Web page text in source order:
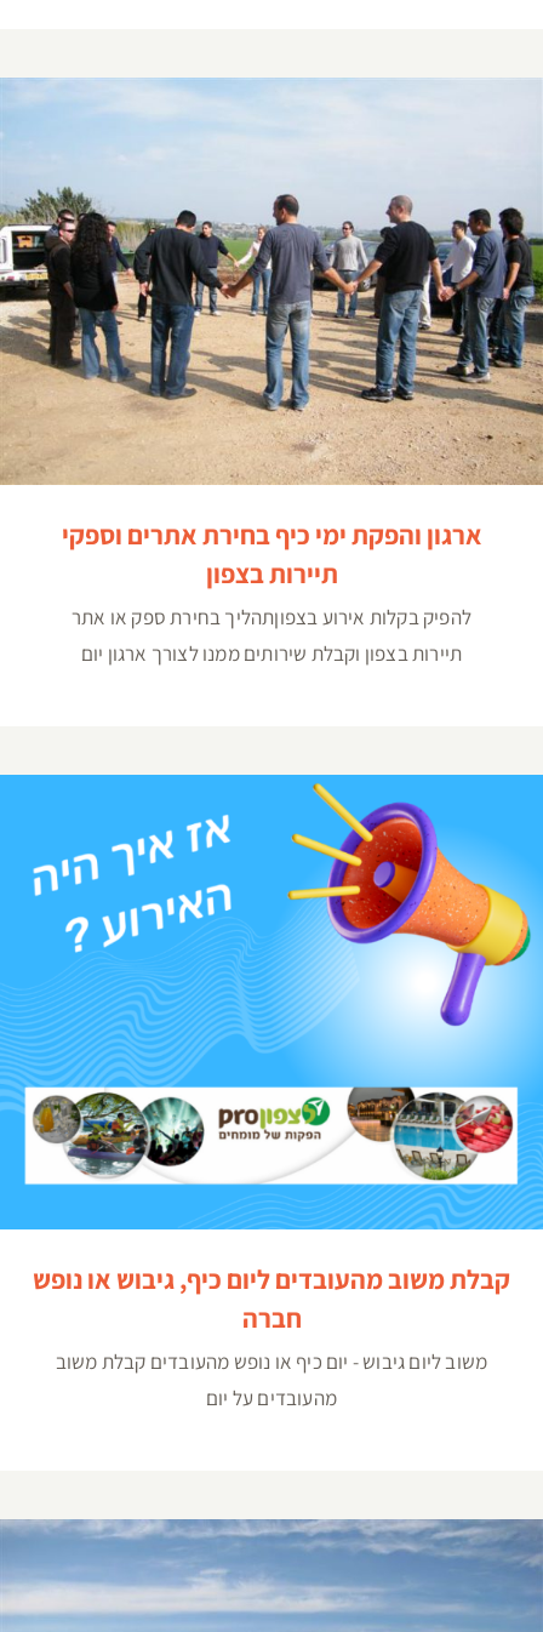
ארגון והפקת ימי כיף בחירת אתרים וספקי תיירות בצפון
ארגון והפקת ימי כיף בחירת אתרים וספקי
תיירות בצפון
להפיק בקלות אירוע בצפוןתהליך בחירת ספק או אתר
תיירות בצפון וקבלת שירותים ממנו לצורך ארגון יום
קבלת משוב מהעובדים ליום כיף, גיבוש או נופש חברה
קבלת משוב מהעובדים ליום כיף, גיבוש או נופש
חברה
משוב ליום גיבוש - יום כיף או נופש מהעובדים קבלת משוב
מהעובדים על יום